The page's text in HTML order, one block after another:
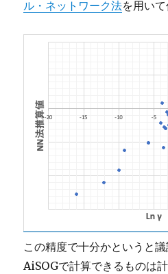
ル・ネットワーク法を用いて
この精度で十分かというと議
AiSOGで計算できるものは計